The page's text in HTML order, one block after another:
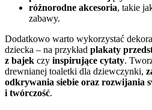
różnorodne akcesoria, takie
zabawy.
Dodatkowo warto wykorzystać
dziecka – na przykład plakaty
z bajek czy inspirujące cytaty.
drewnianej toaletki dla dziewczynki,
odkrywania siebie oraz rozwijania
i twórczość.